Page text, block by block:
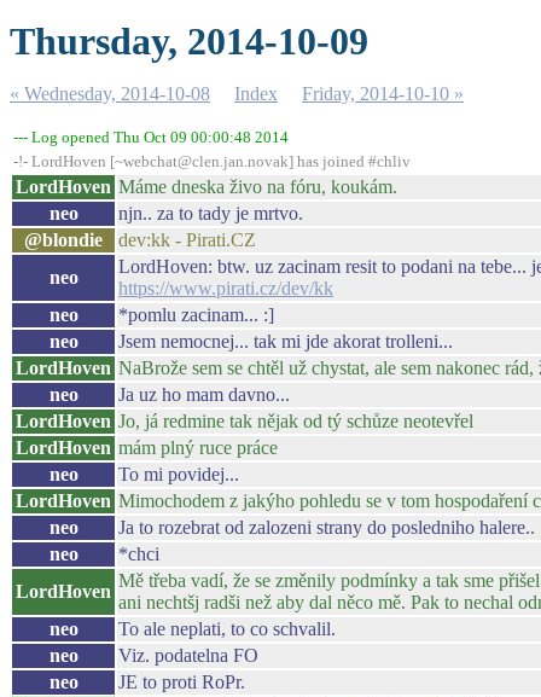
Thursday, 2014-10-09
« Wednesday, 2014-10-08 Index Friday, 2014-10-10 »
--- Log opened Thu Oct 09 00:00:48 2014
-!- LordHoven [~webchat@clen.jan.novak] has joined #chliv
LordHoven Máme dneska živo na fóru, koukám.
neo
njn.. za to tady je mrtvo.
@blondie
dev:kk - Pirati.CZ
neo
LordHoven: btw. uz zacinam resit to podani na
https://www.pirati.cz/dev/kk
neo
*pomlu zacinam... :]
neo
Jsem nemocnej... tak mi jde akorat trolleni...
LordHoven NaBrože sem se chtěl už chystat, ale sem nakonec
neo
Ja uz ho mam davno...
LordHoven Jo, já redmine tak nějak od tý schůze neotevřel
LordHoven mám plný ruce práce
neo
To mi povidej...
LordHoven Mimochodem z jakýho pohledu se v tom hospodaření
neo
Ja to rozebrat od zalozeni strany do posledniho halere..
neo
*chci
LordHoven
Mě třeba vadí, že se změnily podmínky a tak sme
ani nechtšj radši než aby dal něco mě. Pak to nechal
neo
To ale neplati, to co schvalil.
neo
Viz. podatelna FO
neo
JE to proti RoPr.